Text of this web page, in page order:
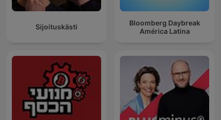
Sijoituskästi
Bloomberg Daybreak
América Latina